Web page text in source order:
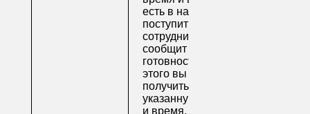
есть в наличии), вам
поступит письмо от
сотрудника, который
сообщит о
готовности. После
этого вы можете
получить свой заказ в
указанную вами дату
и время.